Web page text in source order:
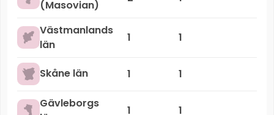
(Masovian)
Västmanlands
län
1 1
Skåne län 1 1
Gävleborgs
1 1